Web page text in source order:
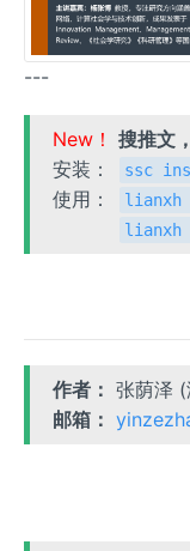
---
New！ 搜推文
安装：
ssc
使用：
lianxh
lianxh
作者： 张荫泽
邮箱：